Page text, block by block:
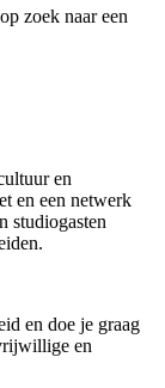
zoek naar een
en
en een netwerk
studiogasten
en doe je graag
en